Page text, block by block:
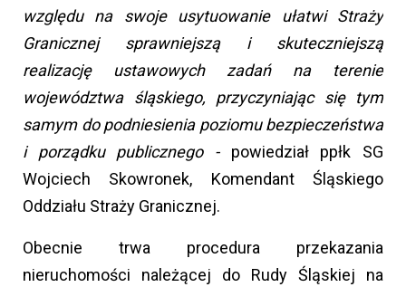
względu na swoje usytuowanie ułatwi Straży
Granicznej sprawniejszą i skuteczniejszą
realizację ustawowych zadań na terenie
województwa śląskiego, przyczyniając się tym
samym do podniesienia poziomu bezpieczeństwa
i porządku publicznego -powiedział ppłk SG
Wojciech Skowronek, Komendant Śląskiego
Oddziału Straży Granicznej.
Obecnie trwa procedura przekazania
nieruchomości należącej do Rudy Śląskiej na